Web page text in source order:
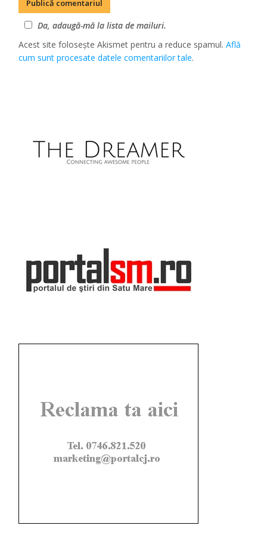
Da, adaugă-mă la lista de mailuri.
Acest site folosește Akismet pentru a reduce spamul.Află
cum sunt procesate datele comentariilor tale.